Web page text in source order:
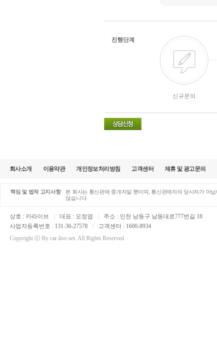
진행단계
신규문의
회사소개 이용약관 개인정보처리방침 고객센터 제휴 및 광고문의
책임 및 법적 고지사항
본 회사는 통신판매 중개자일 뿐이며, 통신판매자의 당사자가 아
않습니다.
상호 : 카라이브 | 대표 : 오정엽 |
주소 : 인천 남동구 남동대로777번길 18
사업자등록번호 : 131-36-27578
|
고객센터 : 1600-8934
Copyright ⓒ By car-live.net. All Rights Reserved.